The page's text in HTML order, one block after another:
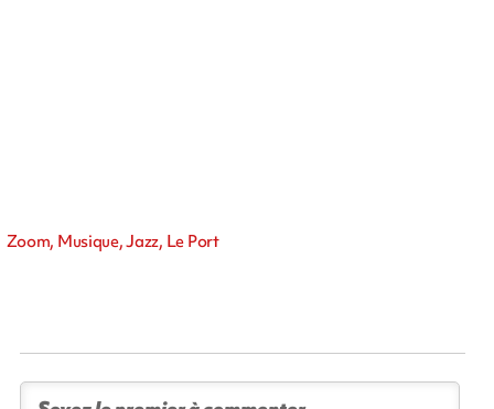
Zoom, Musique, Jazz, Le Port